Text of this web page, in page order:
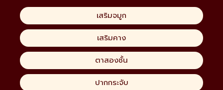
เสริมจมูก
เสริมคาง
ตาสองชั้น
ปากกระจับ